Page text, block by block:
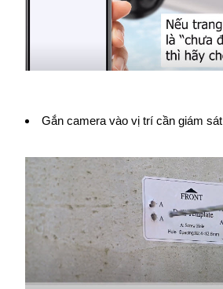
Gắn camera vào vị trí cần giám sát